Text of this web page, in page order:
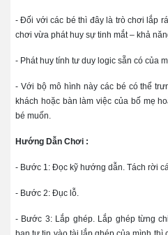
- Đối với các bé thì đây là trò chơi lắp
chơi vừa phát huy sự tinh mắt – khả
- Phát huy tính tư duy logic sẵn có của
- Với bộ mô hình này các bé có thể
khách hoặc bàn làm việc của bố mẹ
bé muốn.
Hướng Dẫn Chơi :
- Bước 1: Đọc kỹ hướng dẫn. Tách rời
- Bước 2: Đục lỗ.
- Bước 3: Lắp ghép. Lắp ghép từng